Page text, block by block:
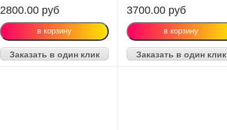
2800.00 руб
Заказать в один клик
3700.00 руб
Заказать в один клик